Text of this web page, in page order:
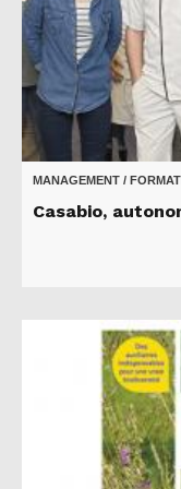
MANAGEMENT /
Casabio,